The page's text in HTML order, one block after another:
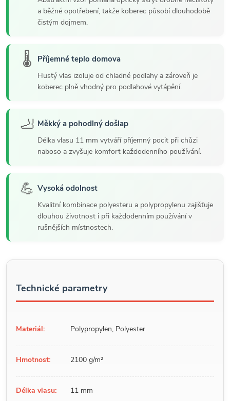
a běžné opotřebení, takže koberec působí dlouhodobě
čistým dojmem.
🌡️ Příjemné teplo domova
Hustý vlas izoluje od chladné podlahy a zároveň je
koberec plně vhodný pro podlahové vytápění.
🦶 Měkký a pohodlný došlap
Délka vlasu 11 mm vytváří příjemný pocit při chůzi
naboso a zvyšuje komfort každodenního používání.
💪 Vysoká odolnost
Kvalitní kombinace polyesteru a polypropylenu zajišťuje
dlouhou životnost i při každodenním používání v
rušnějších místnostech.
Technické parametry
Materiál: Polypropylen, Polyester
Hmotnost: 2100 g/m²
Délka vlasu: 11 mm